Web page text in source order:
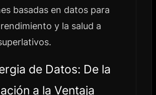
basadas en datos para
y la salud a
de Datos: De la
a la Ventaja